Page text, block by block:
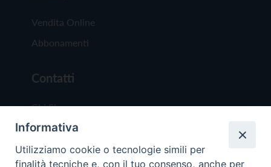
Vendita Online
Abbonamenti
Contatti
Chi Siamo
Redazione
Scrivici
Informativa
Utilizziamo cookie o tecnologie simili per
finalità tecniche e, con il tuo consenso, anche per